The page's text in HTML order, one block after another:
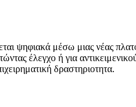
ψηφιακά μέσω μιας νέας
έλεγχο ή για
δραστηριοτητα.